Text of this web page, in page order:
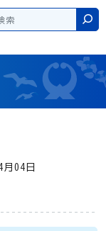
検索
04日